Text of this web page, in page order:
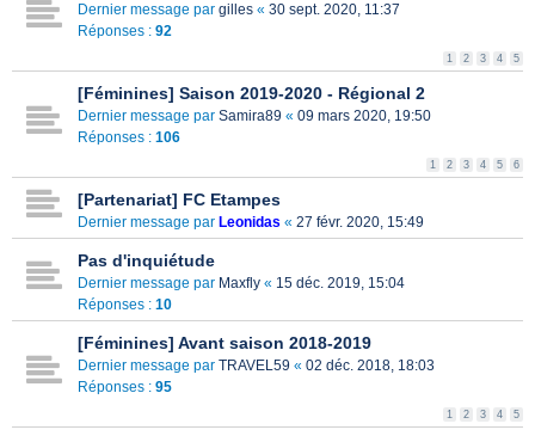
Dernier message par gilles « 30 sept. 2020, 11:37
Réponses : 92
1 2 3 4 5
[Féminines] Saison 2019-2020 - Régional 2
Dernier message par Samira89 « 09 mars 2020, 19:50
Réponses : 106
1 2 3 4 5 6
[Partenariat] FC Etampes
Dernier message par Leonidas « 27 févr. 2020, 15:49
Pas d'inquiétude
Dernier message par Maxfly « 15 déc. 2019, 15:04
Réponses : 10
[Féminines] Avant saison 2018-2019
Dernier message par TRAVEL59 « 02 déc. 2018, 18:03
Réponses : 95
1 2 3 4 5